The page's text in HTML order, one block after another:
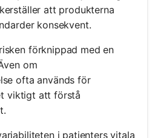
att produkterna
konsekvent.
förknippad med en
om
ofta används för
viktigt att förstå
i patienters vitala